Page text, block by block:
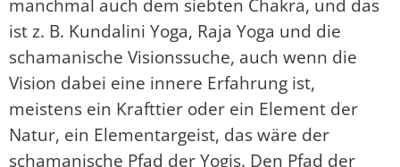
ist z. B. Kundalini Yoga, Raja Yoga und die
schamanische Visionssuche, auch wenn die
Vision dabei eine innere Erfahrung ist,
meistens ein Krafttier oder ein Element der
Natur, ein Elementargeist, das wäre der
schamanische Pfad der Yogis. Den Pfad der